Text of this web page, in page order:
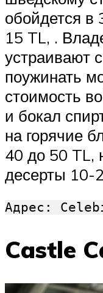
обойдется
15 TL, .
устраивают
поужинать
стоимость
и бокал
на горячие
40 до 50 TL,
десерты 10-
Адрес:
Castle